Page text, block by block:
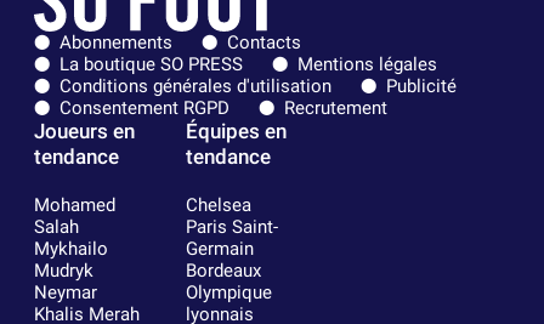
Abonnements
Contacts
La boutique SO PRESS
Mentions légales
Conditions générales d'utilisation
Publicité
Consentement RGPD
Recrutement
Joueurs en
tendance
Mohamed
Salah
Mykhailo
Mudryk
Neymar
Khalis Merah
Équipes en
tendance
Chelsea
Paris Saint-
Germain
Bordeaux
Olympique
lyonnais